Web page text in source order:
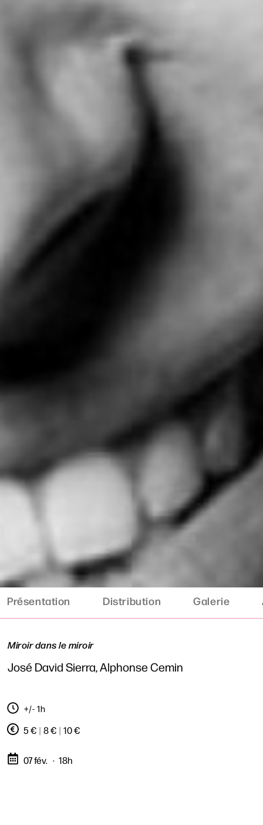
Présentation Distribution Galerie
Miroir dans le miroir
José David Sierra, Alphonse Cemin
+/- 1h
5 € | 8 € | 10 €
07 fév. 18h
Rechercher